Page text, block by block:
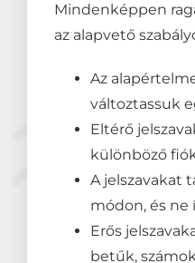
Mindenképpen
az alapvető
Az
változtassuk
Eltérő
különböző
A jelszavakat
módon, és ne
Erős
betűk,